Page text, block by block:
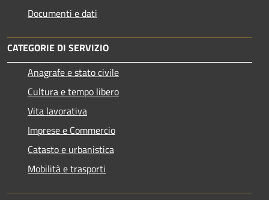
Documenti e dati
CATEGORIE DI SERVIZIO
Anagrafe e stato civile
Cultura e tempo libero
Vita lavorativa
Imprese e Commercio
Catasto e urbanistica
Mobilità e trasporti